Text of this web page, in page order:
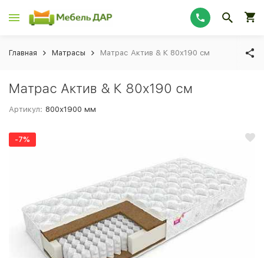
Главная Матрасы Матрас Актив & К 80х190 cм
Матрас Актив & К 80х190 cм
Артикул: 800х1900 мм
-7%